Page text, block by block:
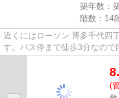
築年数：
階数：14
近くにはローソン 博多千代四
す。バス停まで徒歩3分なので
なので、交通経路を選ぶこ...
(